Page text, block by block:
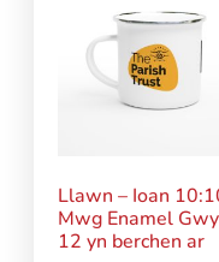
Llawn – Ioan
Mwg Enamel
12 yn berchen ar